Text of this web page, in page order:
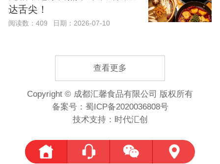
达舌尖！
阅读数：409 日期：2026-07-10
查看更多
Copyright © 成都汇馨食品有限公司 版权所有
备案号： 蜀ICP备2020036808号
技术支持：时代汇创